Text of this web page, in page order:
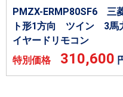
PMZX-ERMP80SF6 三
ト形1方向 ツイン 3
イヤードリモコン
特別価格 310,600